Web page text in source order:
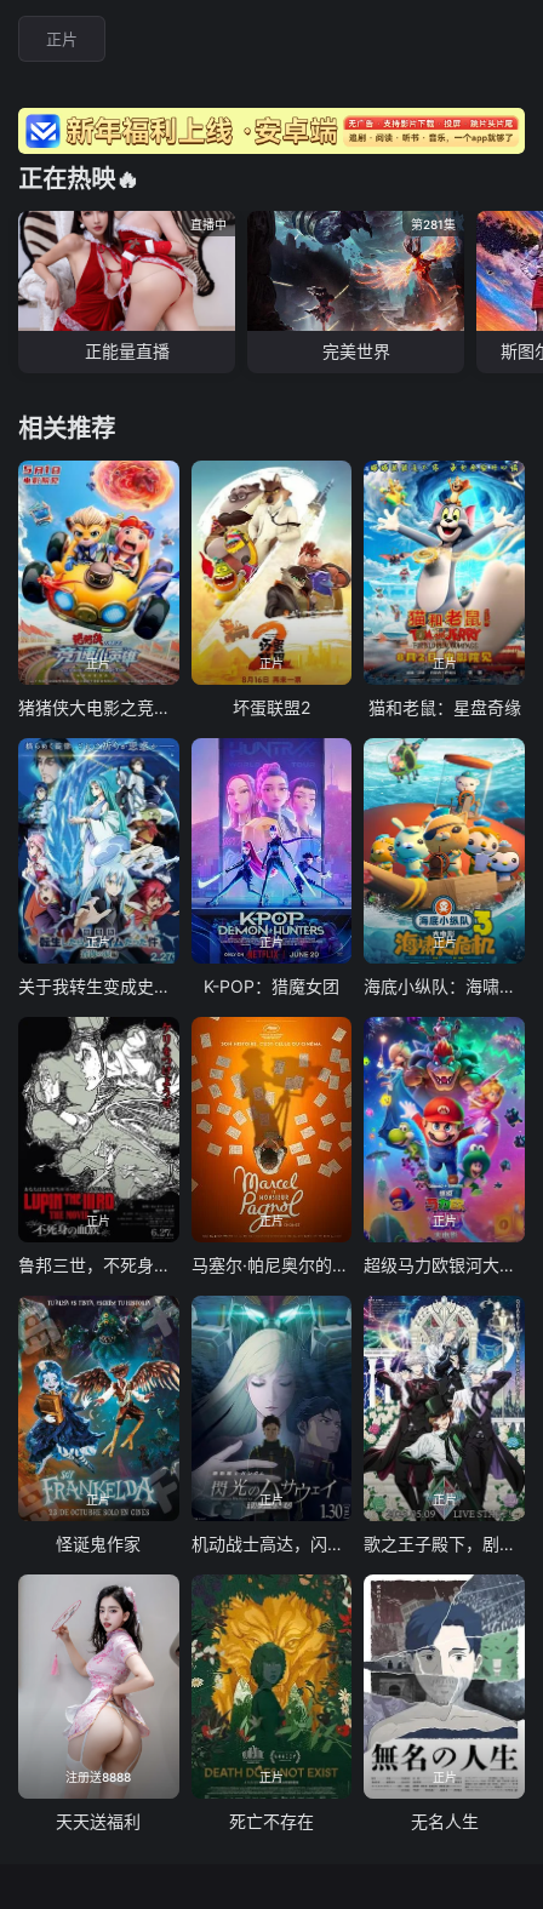
正片
正在热映🔥
直播中
正能量直播
第281集
完美世界 斯图
相关推荐
正片
猪猪侠大电影之竞速小英雄
正片
坏蛋联盟2
正片
猫和老鼠：星盘奇缘
正片
关于我转生变成史莱姆这档事苍海之泪篇-劇場版
正片
K-POP：猎魔女团
正片
海底小纵队：海啸大危机
正片
鲁邦三世，不死身的血族
正片
马塞尔·帕尼奥尔的华丽人生
正片
超级马力欧银河大电影
正片
怪诞鬼作家
正片
机动战士高达，闪光的哈萨维喀耳刻的魔女
正片
歌之王子殿下，剧场版
注册送8888
天天送福利
正片
死亡不存在
正片
无名人生